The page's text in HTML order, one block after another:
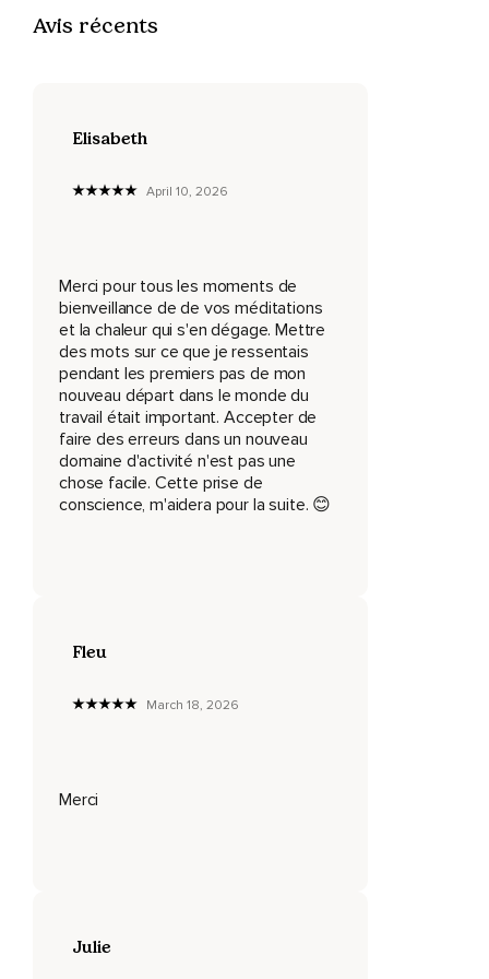
Le manque de confiance est associé à une grande anxiété
À travers un exercice de respiration et de bienveillance,
Travailler à accueillir les parties imparfaites de nous pour
augmenter notre confiance.
Commençons par expliquer brièvement de quoi il est
question lorsque nous parlons de confiance en soi.
Nous voulons distinguer la confiance en soi de l'estime de
respect,
Par exemple.
Avis récents
Elisabeth
April 10, 2026
Merci pour tous les moments de
bienveillance de de vos méditations
et la chaleur qui s'en dégage. Mettre
des mots sur ce que je ressentais
pendant les premiers pas de mon
nouveau départ dans le monde du
travail était important. Accepter de
faire des erreurs dans un nouveau
domaine d'activité n'est pas une
chose facile. Cette prise de
conscience, m'aidera pour la suite. 😊
Fleu
March 18, 2026
Merci
Julie